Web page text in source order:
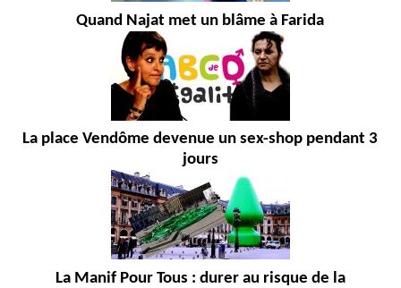
Quand Najat met un blâme à Farida
La place Vendôme devenue un sex-shop pendant 3
jours
La Manif Pour Tous : durer au risque de la